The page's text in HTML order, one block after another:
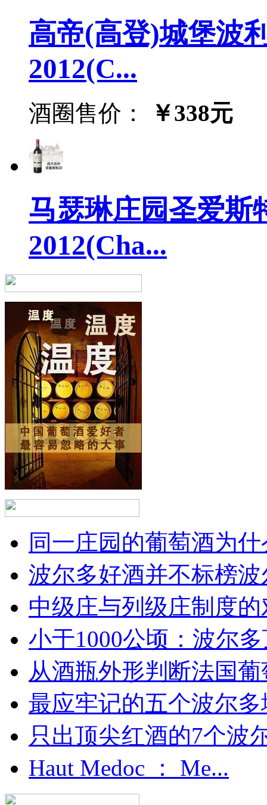
高帝(高登)城堡波
2012(C...
酒圈售价： ￥338元
马瑟琳庄园圣爱斯
2012(Cha...
同一庄园的葡萄酒为
波尔多好酒并不标榜
中级庄与列级庄制度
小于1000公顷：波尔
从酒瓶外形判断法国
最应牢记的五个波尔多
只出顶尖红酒的7个波
Haut Medoc ： Me...